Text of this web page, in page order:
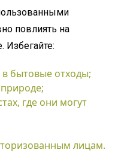
повлиять на
бытовые отходы;
где они могут
лицам.